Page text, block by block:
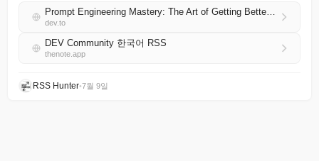
Prompt Engineering Mastery: The Art of Getting Better AI Responses
dev.to
DEV Community 한국어 RSS
thenote.app
RSS Hunter•7월 9일